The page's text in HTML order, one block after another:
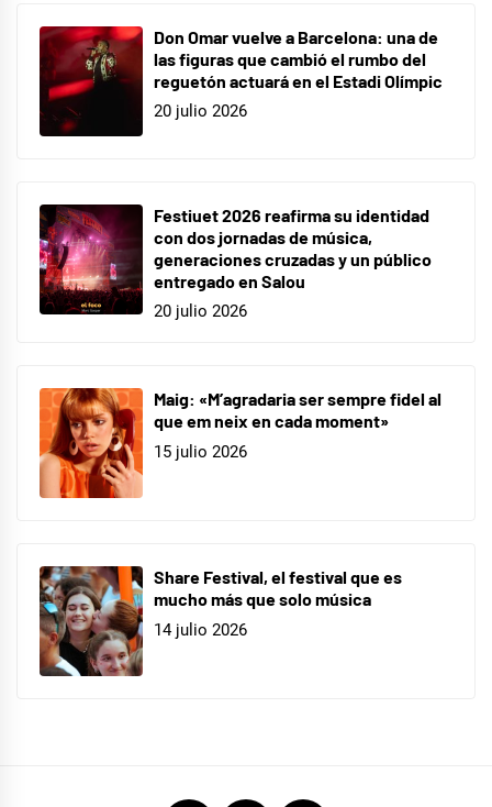
Don Omar vuelve a Barcelona: una de
las figuras que cambió el rumbo del
reguetón actuará en el Estadi Olímpic
20 julio 2026
Festiuet 2026 reafirma su identidad
con dos jornadas de música,
generaciones cruzadas y un público
entregado en Salou
20 julio 2026
Maig: «M’agradaria ser sempre fidel al
que em neix en cada moment»
15 julio 2026
Share Festival, el festival que es
mucho más que solo música
14 julio 2026